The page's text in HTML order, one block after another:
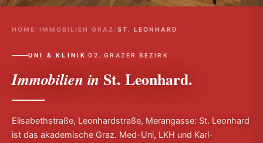
HOME / IMMOBILIEN GRAZ /ST. LEONHARD
UNI & KLINIK ·02. GRAZER BEZIRK
Immobilien in St. Leonhard.
Elisabethstraße, Leonhardstraße, Merangasse: St. Leonhard
ist das akademische Graz. Med-Uni, LKH und Karl-